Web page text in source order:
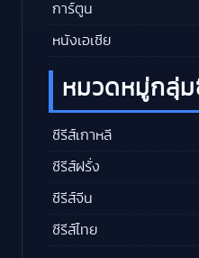
การ์ตูน
หนังเอเชีย
หมวดหมู่กลุ่ม
ซีรีส์เกาหลี
ซีรีส์ฝรั่ง
ซีรีส์จีน
ซีรีส์ไทย